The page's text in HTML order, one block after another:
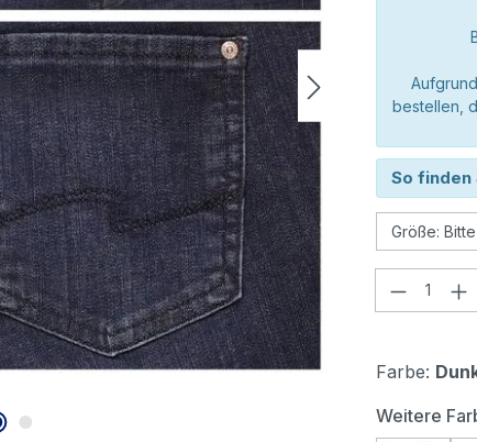
bestellen,
So finden
Farbe:
Weitere